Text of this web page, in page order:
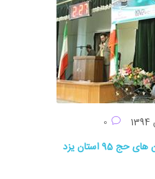
آزمون داوطلبین عوامل کاروان های حج 95 استان یزد